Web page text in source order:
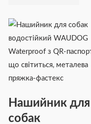
Нашийник для
собак
Цей
має